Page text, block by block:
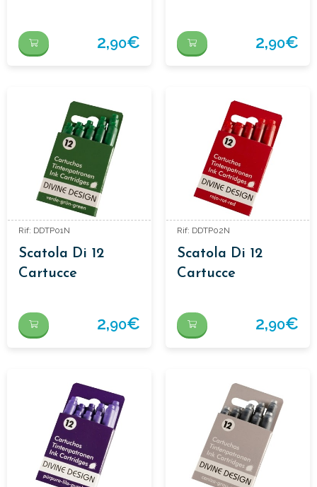
2,90€ 2,90€
Rif: DDTP01N
Scatola Di 12
Cartucce
2,90€
Rif: DDTP02N
Scatola Di 12
Cartucce
2,90€